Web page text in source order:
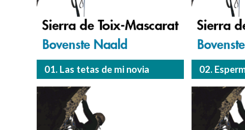
01. Las tetas de mi novia 02.